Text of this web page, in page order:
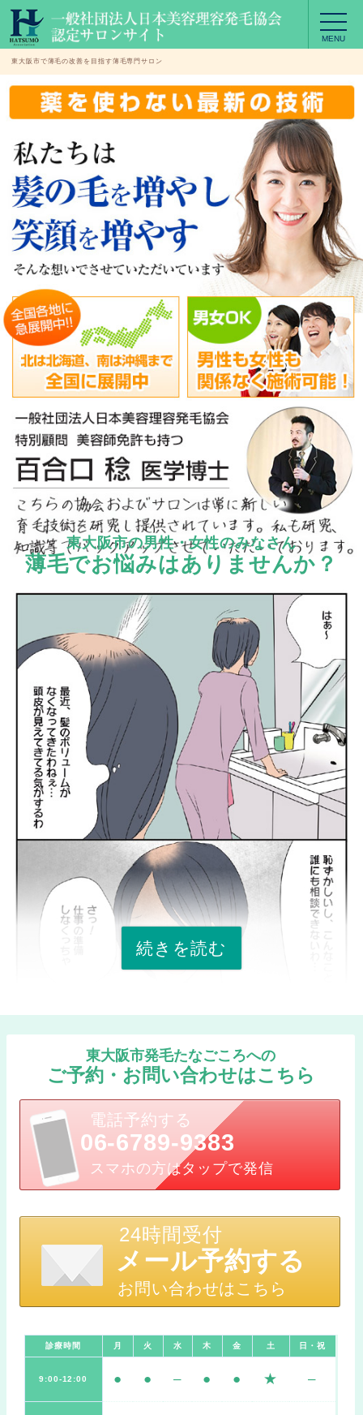
MENU
東大阪市で薄毛の改善を目指す薄毛専門サロン
東大阪市の男性・女性のみなさん
薄毛でお悩みはありませんか？
続きを読む
東大阪市発毛たなごころへの
ご予約・お問い合わせはこちら
電話予約する
06-6789-9383
スマホの方はタップで発信
24時間受付
メール予約する
お問い合わせはこちら
診療時間 月 火 水 木 金 土 日・祝
9:00-12:00 ● ● – ● ● ★ –